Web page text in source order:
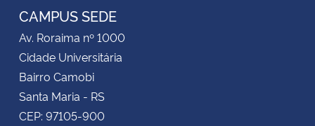
CAMPUS SEDE
Av. Roraima nº 1000
Cidade Universitária
Bairro Camobi
Santa Maria - RS
CEP: 97105-900